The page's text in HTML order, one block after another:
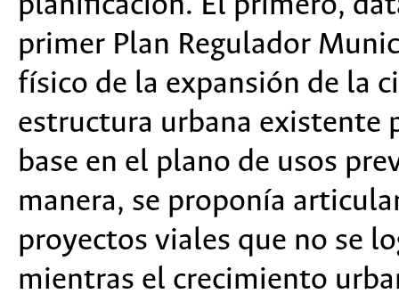
primer Plan Regulador
físico de la expansión de la
estructura urbana existente
base en el plano de usos
manera, se proponía
proyectos viales que no se
mientras el crecimiento